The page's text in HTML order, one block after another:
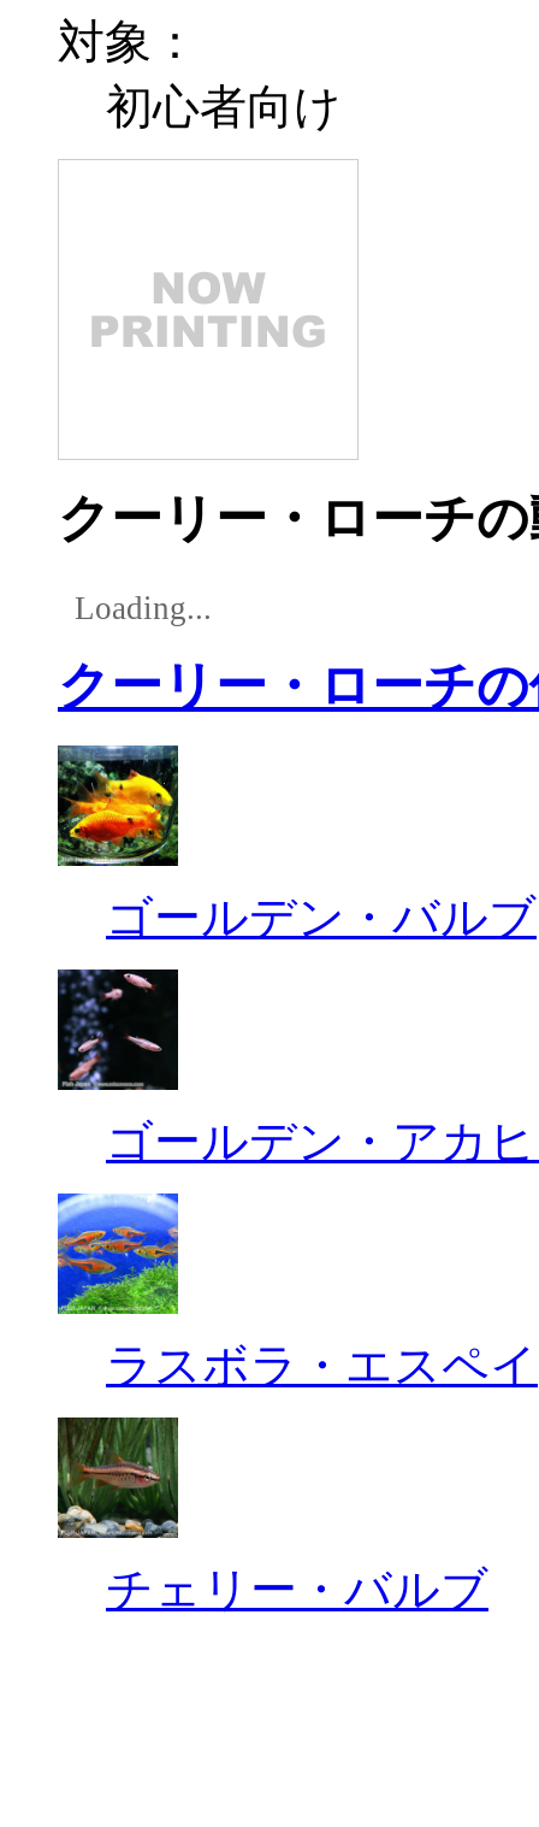
対象：
初心者向け
クーリー・ローチ
Loading...
クーリー・ローチ
ゴールデン・バルブ
ゴールデン・アカ
ラスボラ・エスペイ
チェリー・バルブ